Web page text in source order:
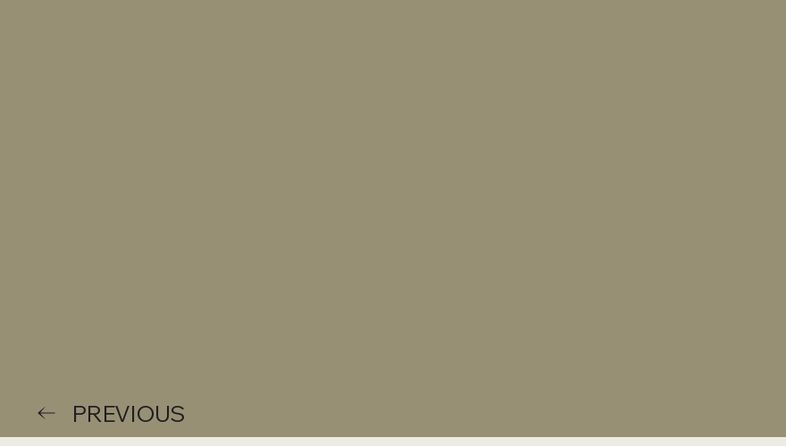
PREVIOUS